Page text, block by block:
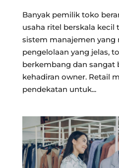
Banyak pemilik toko
usaha ritel berskala
sistem manajemen yang
pengelolaan yang jelas,
berkembang dan sangat
kehadiran owner. Retail
pendekatan untuk...